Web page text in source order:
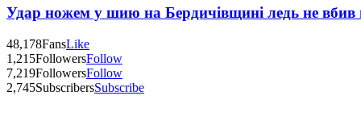
Удар ножем у шию на Бердичівщині ледь не вбив
48,178FansLike
1,215FollowersFollow
7,219FollowersFollow
2,745SubscribersSubscribe